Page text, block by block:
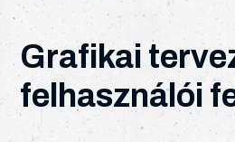
Grafikai
felhasználói